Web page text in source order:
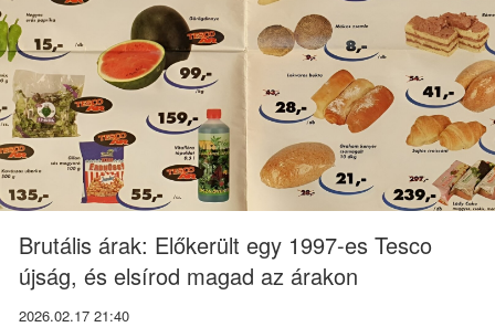
Brutális árak: Előkerült egy 1997-es Tesco
újság, és elsírod magad az árakon
2026.02.17 21:40